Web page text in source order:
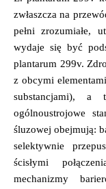
zwłaszcza na
pełni zrozumiałe,
wydaje się być
plantarum 299v.
z obcymi
substancjami), a
ogólnoustrojowe
śluzowej obejmują:
selektywnie
ścisłymi
mechanizmy